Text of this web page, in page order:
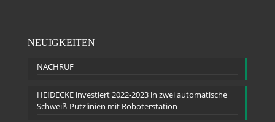
NEUIGKEITEN
NACHRUF
HEIDECKE investiert 2022-2023 in zwei automatische
Schweiß-Putzlinien mit Roboterstation